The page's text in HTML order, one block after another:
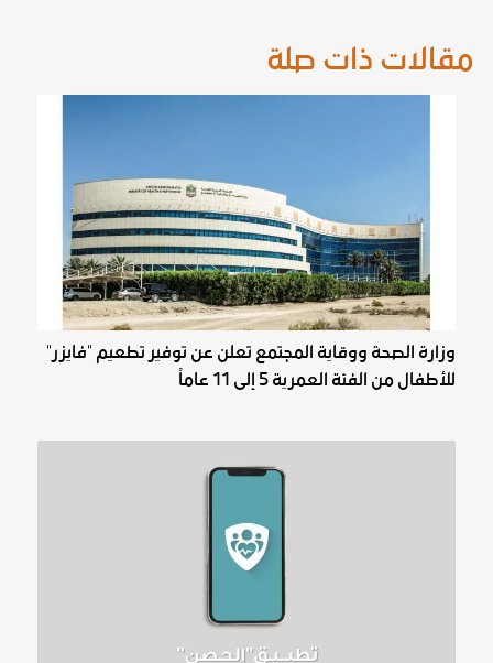
مقالات ذات صلة
وزارة الصحة ووقاية المجتمع تعلن عن توفير تطعيم "فايزر"
للأطفال من الفئة العمرية 5 إلى 11 عاماً